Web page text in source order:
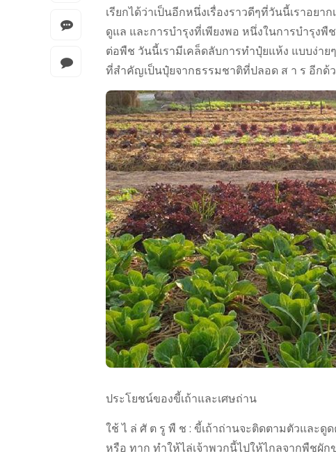
เรียกได้ว่าเป็นอีกหนึ่งเรื่องราวดีๆที่วันนี้เราอย
ดูแล และการบำรุงที่เพียงพอ หนึ่งในการบำรุง
ต่อพืช วันนี้เรามีเคล็ดลับการทำปุ๋ยแห้ง แบบง่า
ที่สำคัญเป็นปุ๋ยจากธรรมชาติที่ปลอด ส า ร อีกด้
ประโยชน์ของขี้เถ้าและเศษถ่าน
ใช้ ไ ล่ ศั ต รู พื ช : ขี้เถ้าถ่านจะติดตามตัวและดู
หรือ ทาก ทำให้ไล่เจ้าพวกนี้ไปให้ไกลจากพืชผัก